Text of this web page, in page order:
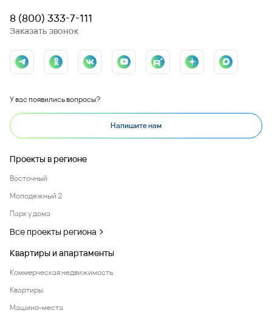
8 (800) 333-7-111
Заказать звонок
У вас появились вопросы?
Напишите нам
Проекты в регионе
Восточный
Молодежный 2
Парк у дома
Все проекты региона
Квартиры и апартаменты
Коммерческая недвижимость
Квартиры
Машино-места